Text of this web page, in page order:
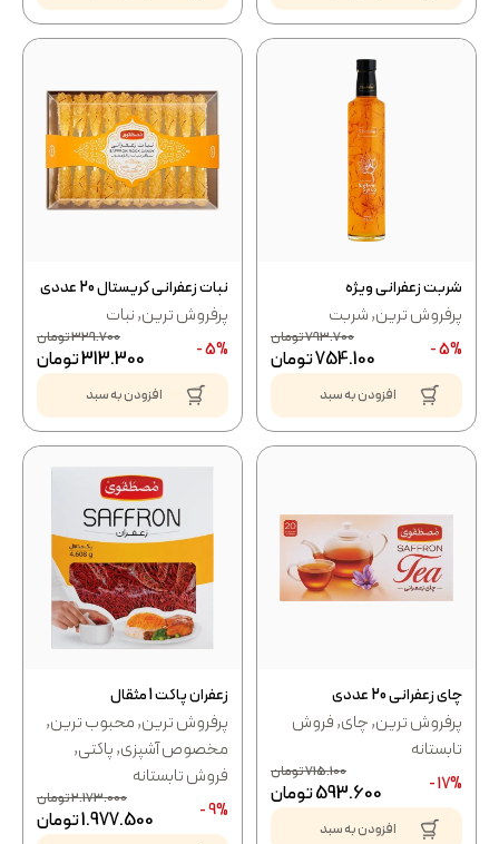
شربت زعفرانی ویژه
پرفروش ترین,شربت
5% -
793.700تومان
754.100تومان
افزودن به سبد
نبات زعفرانی کریستال 20 عددی
پرفروش ترین,نبات
5% -
329.700تومان
313.300تومان
افزودن به سبد
چای زعفرانی 20 عددی
پرفروش ترین,چای,فروش
تابستانه
17% -
715.100تومان
593.600تومان
افزودن به سبد
زعفران پاکت 1 مثقال
پرفروش ترین,محبوب ترین,
مخصوص آشپزی,پاکتی,
فروش تابستانه
9% -
2.173.000تومان
1.977.500تومان